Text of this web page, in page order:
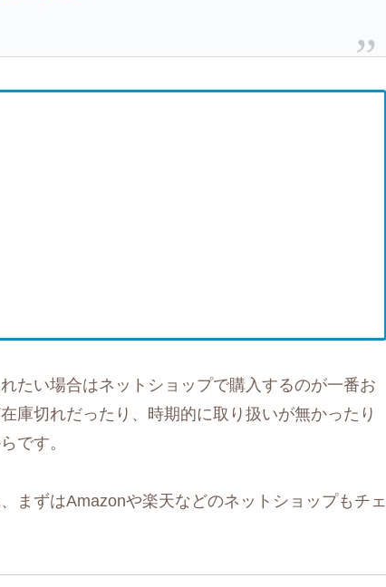
たい場合はネットショップで購入するのが一番お
庫切れだったり、時期的に取り扱いが無かったり
です。
まずはAmazonや楽天などのネットショップもチェ